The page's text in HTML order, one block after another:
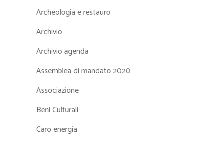
Archeologia e restauro
Archivio
Archivio agenda
Assemblea di mandato 2020
Associazione
Beni Culturali
Caro energia